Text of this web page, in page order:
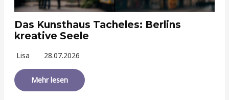
Das Kunsthaus Tacheles: Berlins
kreative Seele
Lisa 28.07.2026
Mehr lesen